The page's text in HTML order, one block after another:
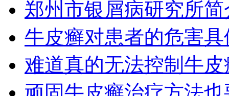
郑州市银屑病研究所简
牛皮癣对患者的危害
难道真的无法控制牛